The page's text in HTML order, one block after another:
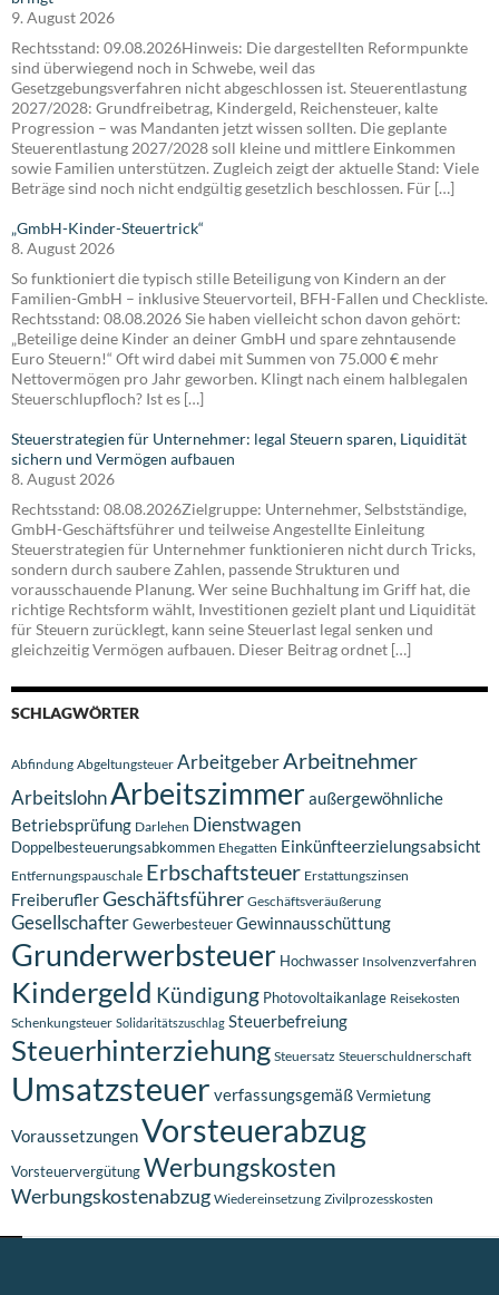
9. August 2026
Rechtsstand: 09.08.2026Hinweis: Die dargestellten Reformpunkte
sind überwiegend noch in Schwebe, weil das
Gesetzgebungsverfahren nicht abgeschlossen ist. Steuerentlastung
2027/2028: Grundfreibetrag, Kindergeld, Reichensteuer, kalte
Progression – was Mandanten jetzt wissen sollten. Die geplante
Steuerentlastung 2027/2028 soll kleine und mittlere Einkommen
sowie Familien unterstützen. Zugleich zeigt der aktuelle Stand: Viele
Beträge sind noch nicht endgültig gesetzlich beschlossen. Für […]
„GmbH-Kinder-Steuertrick“
8. August 2026
So funktioniert die typisch stille Beteiligung von Kindern an der
Familien-GmbH – inklusive Steuervorteil, BFH-Fallen und Checkliste.
Rechtsstand: 08.08.2026 Sie haben vielleicht schon davon gehört:
„Beteilige deine Kinder an deiner GmbH und spare zehntausende
Euro Steuern!“ Oft wird dabei mit Summen von 75.000 € mehr
Nettovermögen pro Jahr geworben. Klingt nach einem halblegalen
Steuerschlupfloch? Ist es […]
Steuerstrategien für Unternehmer: legal Steuern sparen, Liquidität
sichern und Vermögen aufbauen
8. August 2026
Rechtsstand: 08.08.2026Zielgruppe: Unternehmer, Selbstständige,
GmbH-Geschäftsführer und teilweise Angestellte Einleitung
Steuerstrategien für Unternehmer funktionieren nicht durch Tricks,
sondern durch saubere Zahlen, passende Strukturen und
vorausschauende Planung. Wer seine Buchhaltung im Griff hat, die
richtige Rechtsform wählt, Investitionen gezielt plant und Liquidität
für Steuern zurücklegt, kann seine Steuerlast legal senken und
gleichzeitig Vermögen aufbauen. Dieser Beitrag ordnet […]
SCHLAGWÖRTER
Abfindung Abgeltungsteuer ArbeitgeberArbeitnehmer
ArbeitslohnArbeitszimmeraußergewöhnliche
Betriebsprüfung Darlehen Dienstwagen
Doppelbesteuerungsabkommen Ehegatten Einkünfteerzielungsabsicht
Entfernungspauschale Erbschaftsteuer Erstattungszinsen
FreiberuflerGeschäftsführer Geschäftsveräußerung
GesellschafterGewerbesteuerGewinnausschüttung
Grunderwerbsteuer Hochwasser Insolvenzverfahren
Kindergeld Kündigung Photovoltaikanlage Reisekosten
Schenkungsteuer Solidaritätszuschlag Steuerbefreiung
Steuerhinterziehung Steuersatz Steuerschuldnerschaft
Umsatzsteuer verfassungsgemäßVermietung
VoraussetzungenVorsteuerabzug
VorsteuervergütungWerbungskosten
Werbungskostenabzug Wiedereinsetzung Zivilprozesskosten